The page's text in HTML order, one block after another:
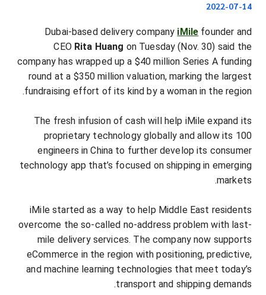
2022-07-14
Dubai-based delivery company iMile founder and
CEO Rita Huang on Tuesday (Nov. 30) said the
company has wrapped up a $40 million Series A funding
round at a $350 million valuation, marking the largest
fundraising effort of its kind by a woman in the region.
The fresh infusion of cash will help iMile expand its
proprietary technology globally and allow its 100
engineers in China to further develop its consumer
technology app that’s focused on shipping in emerging
markets.
iMile started as a way to help Middle East residents
overcome the so-called no-address problem with last-
mile delivery services. The company now supports
eCommerce in the region with positioning, predictive,
and machine learning technologies that meet today’s
transport and shipping demands.